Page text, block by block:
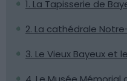
1. La Tapisserie de
2. La cathédrale
3. Le Vieux Bayeux et